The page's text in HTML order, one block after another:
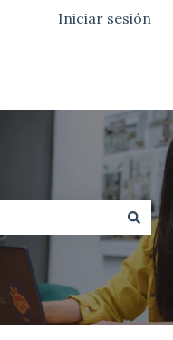
submenú de
Iniciar sesión
campo de búsqueda